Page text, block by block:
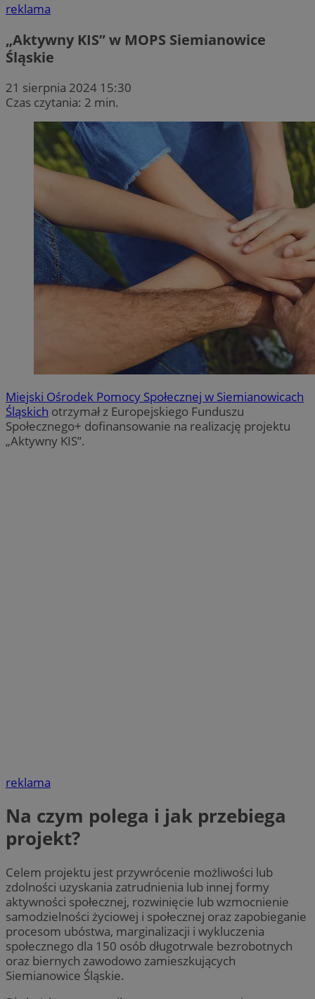
reklama
„Aktywny KIS” w MOPS Siemianowice
Śląskie
21 sierpnia 2024 15:30
Czas czytania: 2 min.
Miejski Ośrodek Pomocy Społecznej w Siemianowicach
Śląskich otrzymał z Europejskiego Funduszu
Społecznego+ dofinansowanie na realizację projektu
„Aktywny KIS”.
reklama
Na czym polega i jak przebiega
projekt?
Celem projektu jest przywrócenie możliwości lub
zdolności uzyskania zatrudnienia lub innej formy
aktywności społecznej, rozwinięcie lub wzmocnienie
samodzielności życiowej i społecznej oraz zapobieganie
procesom ubóstwa, marginalizacji i wykluczenia
społecznego dla 150 osób długotrwale bezrobotnych
oraz biernych zawodowo zamieszkujących
Siemianowice Śląskie.